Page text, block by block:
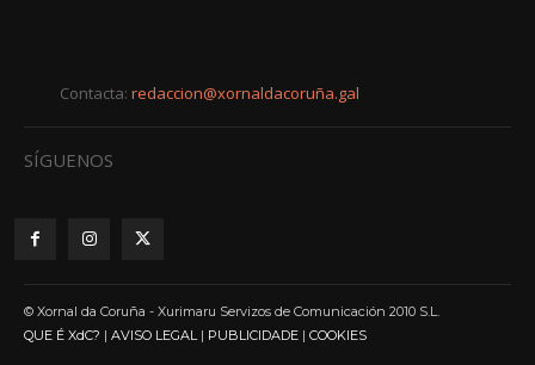
Contacta: redaccion@xornaldacoruña.gal
SÍGUENOS
© Xornal da Coruña - Xurimaru Servizos de Comunicación 2010 S.L.
QUE É XdC? | AVISO LEGAL| PUBLICIDADE | COOKIES